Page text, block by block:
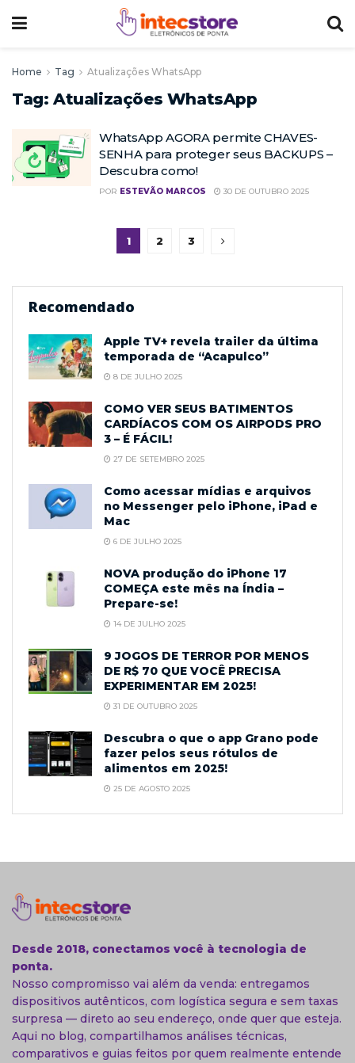
Home Tag Atualizações WhatsApp
Tag: Atualizações WhatsApp
WhatsApp AGORA permite CHAVES-
SENHA para proteger seus BACKUPS –
Descubra como!
POR ESTEVÃO MARCOS 30 DE OUTUBRO 2025
1 2 3
Recomendado
Apple TV+ revela trailer da última
temporada de “Acapulco”
8 DE JULHO 2025
COMO VER SEUS BATIMENTOS
CARDÍACOS COM OS AIRPODS PRO
3 – É FÁCIL!
27 DE SETEMBRO 2025
Como acessar mídias e arquivos
no Messenger pelo iPhone, iPad e
Mac
6 DE JULHO 2025
NOVA produção do iPhone 17
COMEÇA este mês na Índia –
Prepare-se!
14 DE JULHO 2025
9 JOGOS DE TERROR POR MENOS
DE R$ 70 QUE VOCÊ PRECISA
EXPERIMENTAR EM 2025!
31 DE OUTUBRO 2025
Descubra o que o app Grano pode
fazer pelos seus rótulos de
alimentos em 2025!
25 DE AGOSTO 2025
Desde 2018, conectamos você à tecnologia de
ponta.
Nosso compromisso vai além da venda: entregamos
dispositivos autênticos, com logística segura e sem taxas
surpresa — direto ao seu endereço, onde quer que esteja.
Aqui no blog, compartilhamos análises técnicas,
comparativos e guias feitos por quem realmente entende